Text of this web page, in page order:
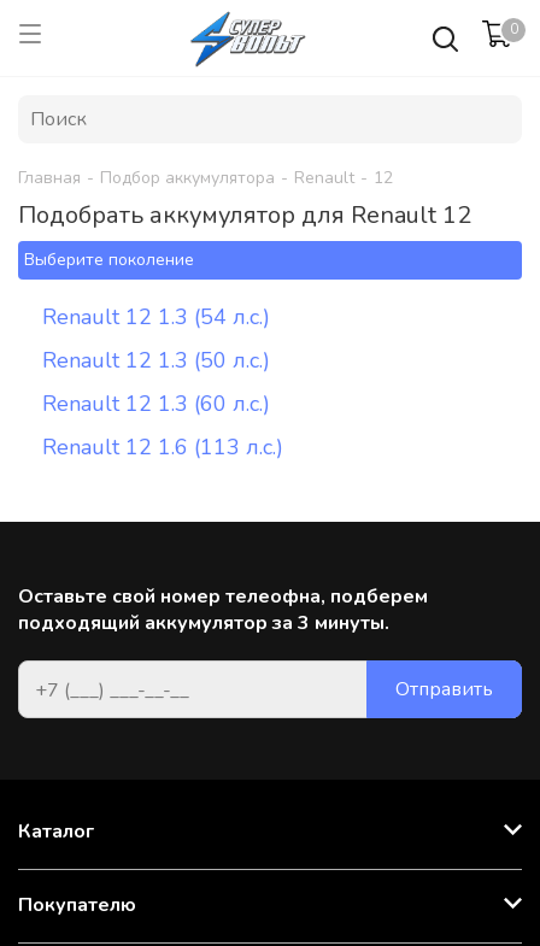
0
Главная - Подбор аккумулятора - Renault - 12
Подобрать аккумулятор для Renault 12
Выберите поколение
Renault 12 1.3 (54 л.с.)
Renault 12 1.3 (50 л.с.)
Renault 12 1.3 (60 л.с.)
Renault 12 1.6 (113 л.с.)
Оставьте свой номер телеофна, подберем
подходящий аккумулятор за 3 минуты.
Каталог
Покупателю